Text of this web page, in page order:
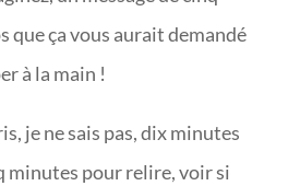
que ça vous aurait demandé
à la main !
je ne sais pas, dix minutes
minutes pour relire, voir si